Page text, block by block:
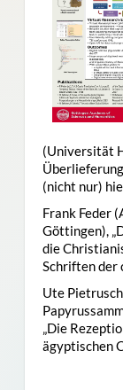
(Universität
(nicht nur)
Frank Feder
Göttingen),
die
Schriften der
Ute
„Die
ägyptischen